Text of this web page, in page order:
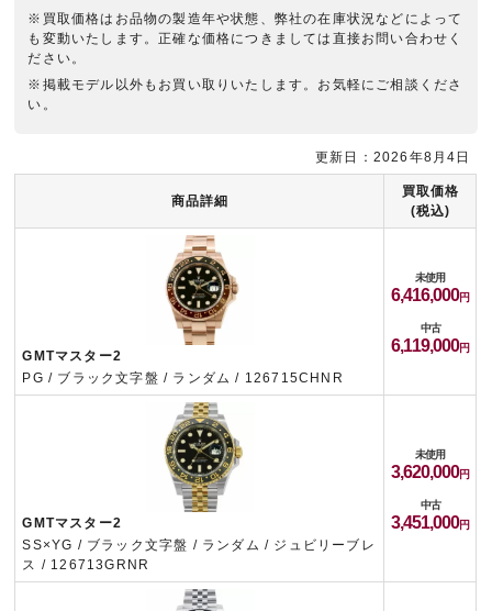
※買取価格はお品物の製造年や状態、弊社の在庫状況などによって
も変動いたします。正確な価格につきましては直接お問い合わせく
ださい。
※掲載モデル以外もお買い取りいたします。お気軽にご相談くださ
い。
商品詳細
買取価格
(税込)
GMTマスター2
PG / ブラック文字盤 / ランダム / 126715CHNR
未使用
6,416,000
中古
6,119,000
GMTマスター2
SS×YG / ブラック文字盤 / ランダム / ジュビリーブレ
ス / 126713GRNR
未使用
3,620,000
中古
3,451,000
更新日：2026年8月4日